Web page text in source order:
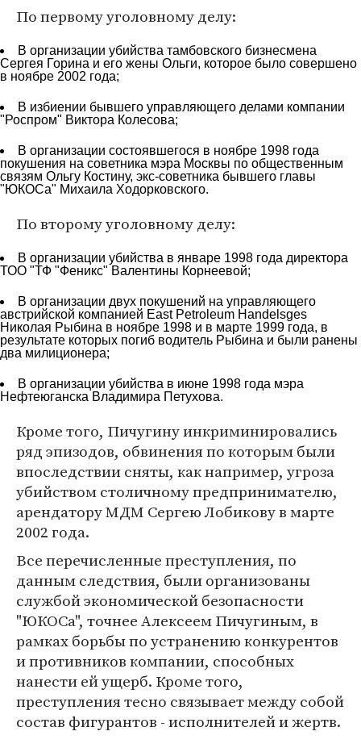
По первому уголовному делу:
В организации убийства тамбовского бизнесмена
Сергея Горина и его жены Ольги, которое было совершено
в ноябре 2002 года;
В избиении бывшего управляющего делами компании
"Роспром" Виктора Колесова;
В организации состоявшегося в ноябре 1998 года
покушения на советника мэра Москвы по общественным
связям Ольгу Костину, экс-советника бывшего главы
"ЮКОСа" Михаила Ходорковского.
По второму уголовному делу:
В организации убийства в январе 1998 года директора
ТОО "ТФ "Феникс" Валентины Корнеевой;
В организации двух покушений на управляющего
австрийской компанией East Petroleum Handelsges
Николая Рыбина в ноябре 1998 и в марте 1999 года, в
результате которых погиб водитель Рыбина и были ранены
два милиционера;
В организации убийства в июне 1998 года мэра
Нефтеюганска Владимира Петухова.
Кроме того, Пичугину инкриминировались
ряд эпизодов, обвинения по которым были
впоследствии сняты, как например, угроза
убийством столичному предпринимателю,
арендатору МДМ Сергею Лобикову в марте
2002 года.
Все перечисленные преступления, по
данным следствия, были организованы
службой экономической безопасности
"ЮКОСа", точнее Алексеем Пичугиным, в
рамках борьбы по устранению конкурентов
и противников компании, способных
нанести ей ущерб. Кроме того,
преступления тесно связывает между собой
состав фигурантов - исполнителей и жертв.